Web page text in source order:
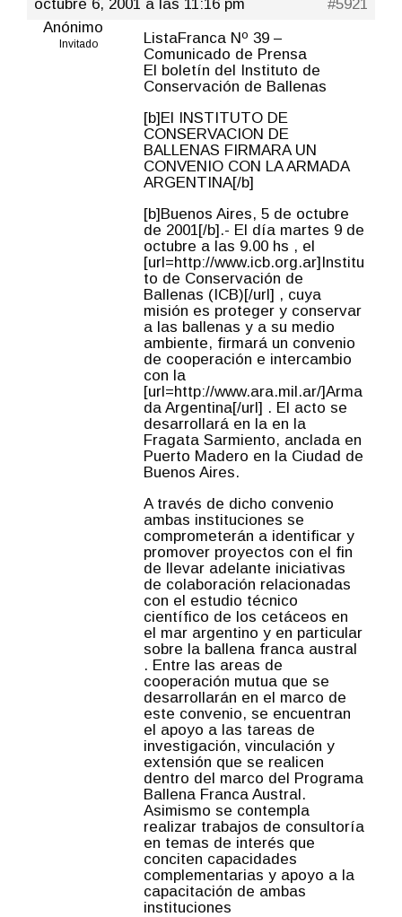
octubre 6, 2001 a las 11:16 pm
#5921
Anónimo
Invitado
ListaFranca Nº 39 –
Comunicado de Prensa
El boletín del Instituto de
Conservación de Ballenas
[b]El INSTITUTO DE
CONSERVACION DE
BALLENAS FIRMARA UN
CONVENIO CON LA ARMADA
ARGENTINA[/b]
[b]Buenos Aires, 5 de octubre
de 2001[/b].- El día martes 9 de
octubre a las 9.00 hs , el
[url=http://www.icb.org.ar]Institu
to de Conservación de
Ballenas (ICB)[/url] , cuya
misión es proteger y conservar
a las ballenas y a su medio
ambiente, firmará un convenio
de cooperación e intercambio
con la
[url=http://www.ara.mil.ar/]Arma
da Argentina[/url] . El acto se
desarrollará en la en la
Fragata Sarmiento, anclada en
Puerto Madero en la Ciudad de
Buenos Aires.
A través de dicho convenio
ambas instituciones se
comprometerán a identificar y
promover proyectos con el fin
de llevar adelante iniciativas
de colaboración relacionadas
con el estudio técnico
científico de los cetáceos en
el mar argentino y en particular
sobre la ballena franca austral
. Entre las areas de
cooperación mutua que se
desarrollarán en el marco de
este convenio, se encuentran
el apoyo a las tareas de
investigación, vinculación y
extensión que se realicen
dentro del marco del Programa
Ballena Franca Austral.
Asimismo se contempla
realizar trabajos de consultoría
en temas de interés que
conciten capacidades
complementarias y apoyo a la
capacitación de ambas
instituciones